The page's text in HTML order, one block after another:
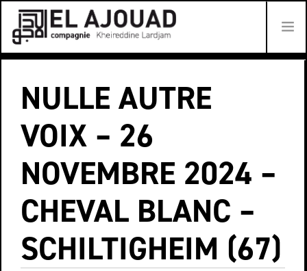
LES SPECTACLES
DATES DES TOURNÉES
LES AUTEUR.ICE.S
PROJECT D’ACTIONS ARTISTIQUES
LA COMPAGNIE
NULLE AUTRE
VOIX – 26
NOVEMBRE 2024 –
CHEVAL BLANC –
SCHILTIGHEIM (67)